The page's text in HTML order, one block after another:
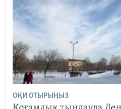
ОҚИ ОТЫРЫҢЫЗ